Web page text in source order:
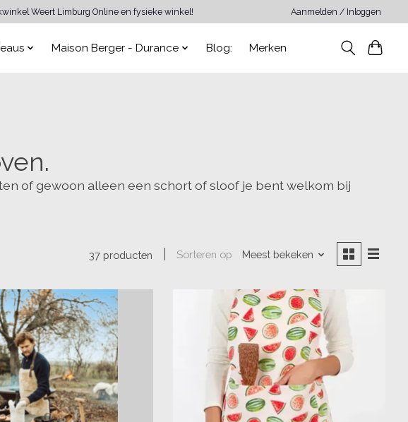
Weert Limburg Online en fysieke winkel! Aanmelden / Inloggen
Maison Berger - Durance Blog: Merken
of gewoon alleen een schort of sloof je bent welkom bij
37 producten Sorteren op Meest bekeken